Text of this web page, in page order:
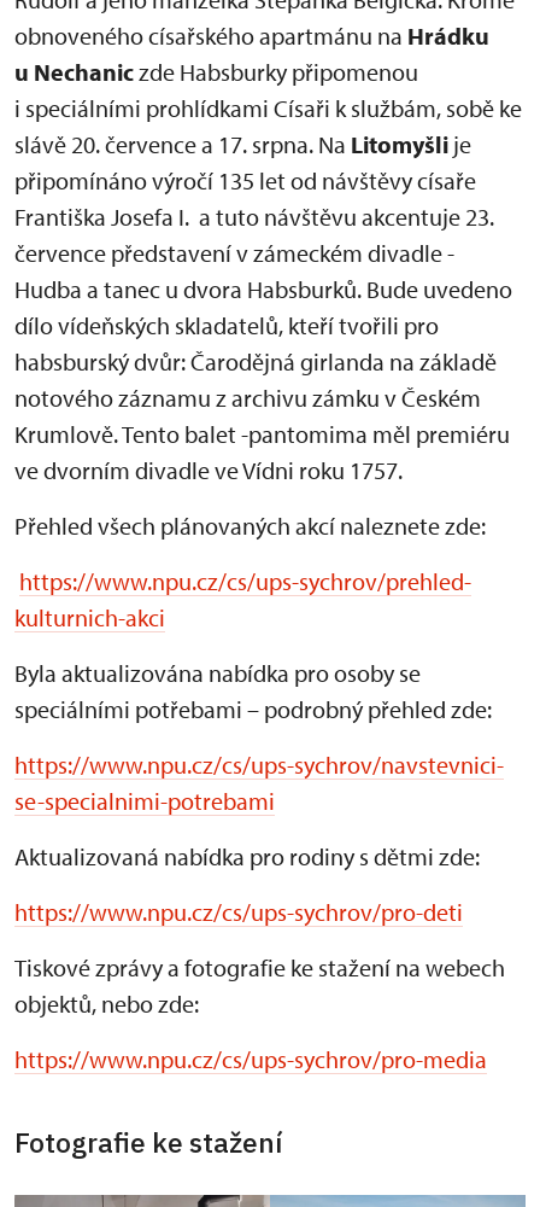
obnoveného císařského apartmánu na Hrádku
u Nechaniczde Habsburky připomenou
i speciálními prohlídkami Císaři k službám, sobě ke
slávě 20. července a 17. srpna. Na Litomyšli je
připomínáno výročí 135 let od návštěvy císaře
Františka Josefa I. a tuto návštěvu akcentuje 23.
července představení v zámeckém divadle -
Hudba a tanec u dvora Habsburků. Bude uvedeno
dílo vídeňských skladatelů, kteří tvořili pro
habsburský dvůr: Čarodějná girlanda na základě
notového záznamu z archivu zámku v Českém
Krumlově. Tento balet -pantomima měl premiéru
ve dvorním divadle ve Vídni roku 1757.
Přehled všech plánovaných akcí naleznete zde:
https://www.npu.cz/cs/ups-sychrov/prehled-
kulturnich-akci
Byla aktualizována nabídka pro osoby se
speciálními potřebami – podrobný přehled zde:
https://www.npu.cz/cs/ups-sychrov/navstevnici-
se-specialnimi-potrebami
Aktualizovaná nabídka pro rodiny s dětmi zde:
https://www.npu.cz/cs/ups-sychrov/pro-deti
Tiskové zprávy a fotografie ke stažení na webech
objektů, nebo zde:
https://www.npu.cz/cs/ups-sychrov/pro-media
Fotografie ke stažení